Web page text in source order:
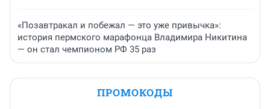
«Позавтракал и побежал — это уже привычка»:
история пермского марафонца Владимира Никитина
— он стал чемпионом РФ 35 раз
ПРОМОКОДЫ